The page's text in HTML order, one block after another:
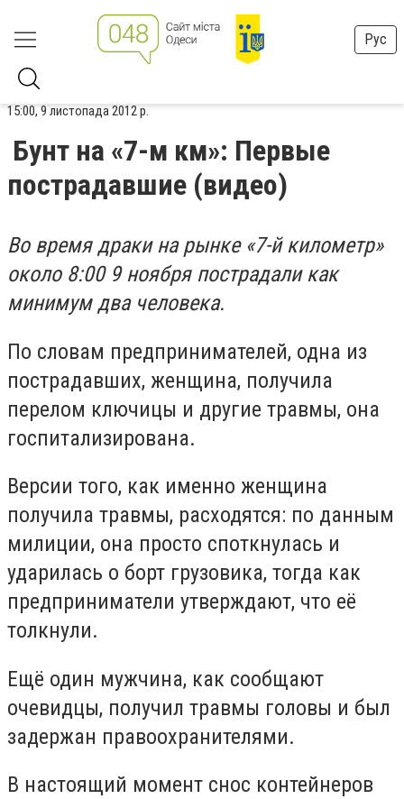
Рус
15:00, 9 листопада 2012 р.
Бунт на «7-м км»: Первые
пострадавшие (видео)
Во время драки на рынке «7-й километр»
около 8:00 9 ноября пострадали как
минимум два человека.
По словам предпринимателей, одна из
пострадавших, женщина, получила
перелом ключицы и другие травмы, она
госпитализирована.
Версии того, как именно женщина
получила травмы, расходятся: по данным
милиции, она просто споткнулась и
ударилась о борт грузовика, тогда как
предприниматели утверждают, что её
толкнули.
Ещё один мужчина, как сообщают
очевидцы, получил травмы головы и был
задержан правоохранителями.
В настоящий момент снос контейнеров